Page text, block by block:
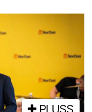
PLUSS